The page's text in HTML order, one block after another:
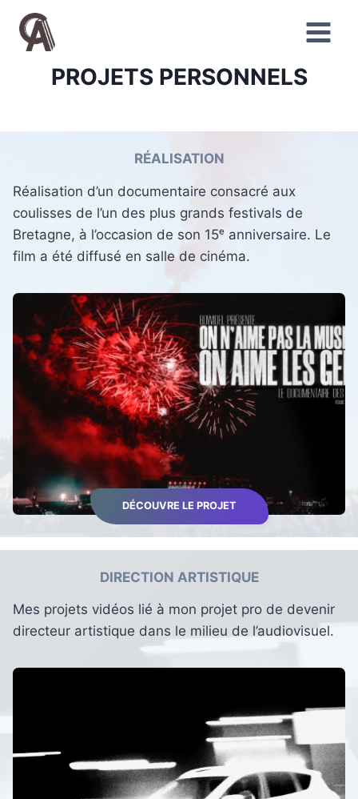
contenu
PROJETS PERSONNELS
RÉALISATION
Réalisation d’un documentaire consacré aux
coulisses de l’un des plus grands festivals de
Bretagne, à l’occasion de son 15ᵉ anniversaire. Le
film a été diffusé en salle de cinéma.
DÉCOUVRE LE PROJET
DIRECTION ARTISTIQUE
Mes projets vidéos lié à mon projet pro de devenir
directeur artistique dans le milieu de l’audiovisuel.